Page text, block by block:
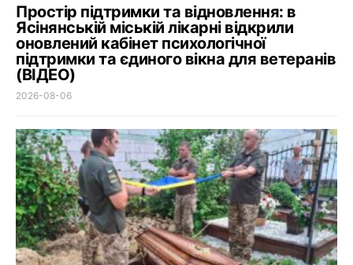
Простір підтримки та відновлення: в
Ясінянській міській лікарні відкрили
оновлений кабінет психологічної
підтримки та єдиного вікна для ветеранів
(ВІДЕО)
2026-08-06